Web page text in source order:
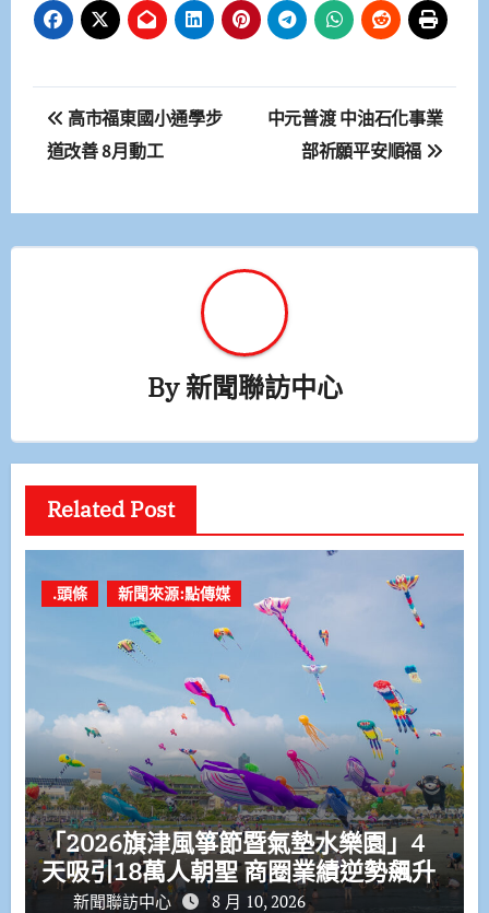
文
章
覽
高市福東國小通學步
道改善 8月動工
中元普渡 中油石化事業
部祈願平安順福
By新聞聯訪中心
Related Post
.頭條 新聞來源:點傳媒
「2026旗津風箏節暨氣墊水樂園」4
天吸引18萬人朝聖 商圈業績逆勢飆升
新聞聯訪中心 8 月 10, 2026